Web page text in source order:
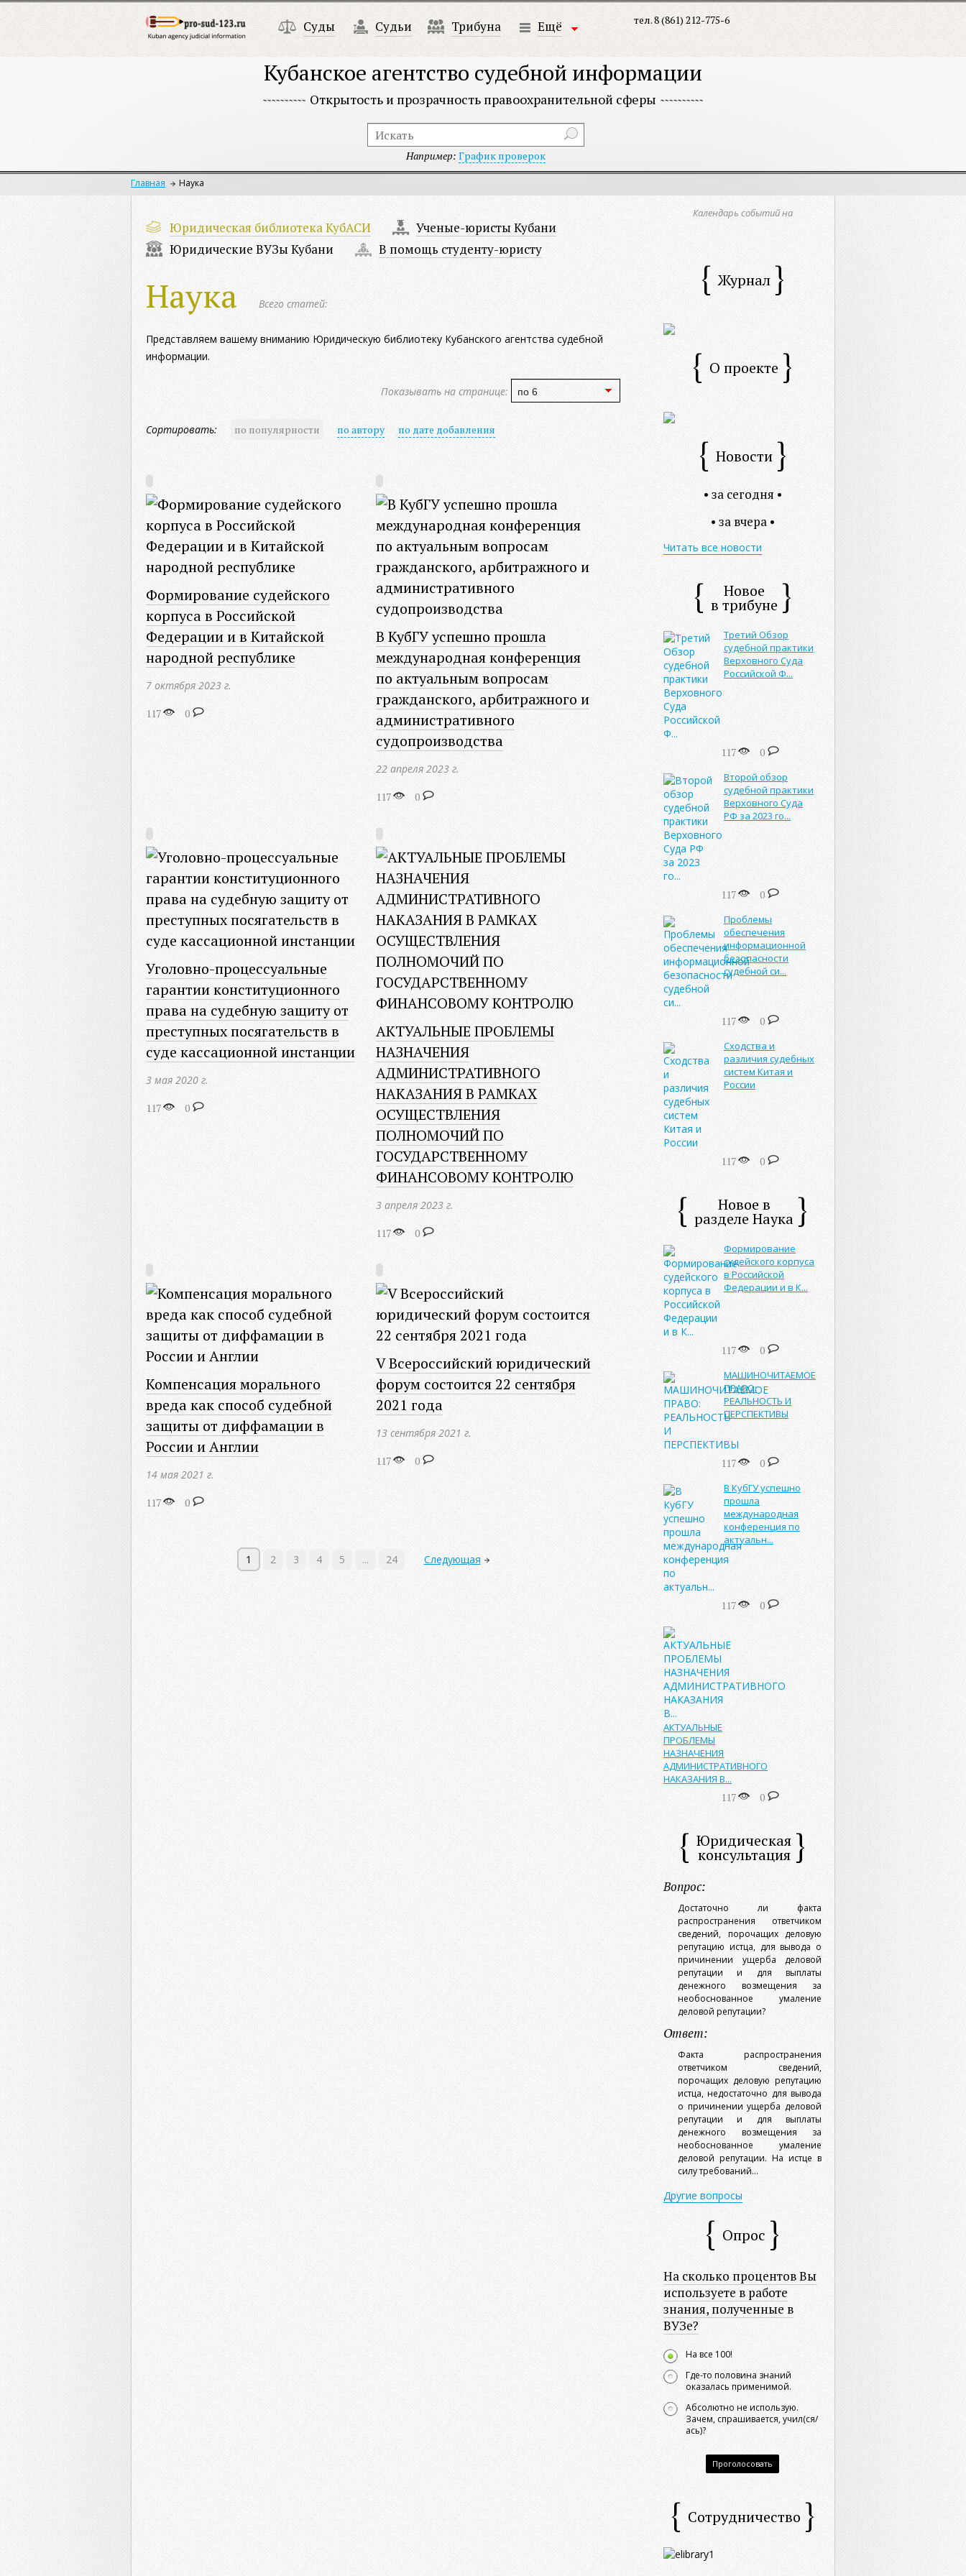
Суды Судьи Трибуна Ещё тел. 8 (861) 212-775-6
Кубанское агентство судебной информации
Открытость и прозрачность правоохранительной сферы
Например: График проверок
Главная Наука
Юридическая библиотека КубАСИ
Ученые-юристы Кубани
Юридические ВУЗы Кубани
В помощь студенту-юристу
Наука Всего статей:
Представляем вашему вниманию Юридическую библиотеку Кубанского агентства судебной
информации.
Показывать на странице:
Сортировать: по популярности по автору по дате добавления
Формирование судейского
корпуса в Российской
Федерации и в Китайской
народной республике
7 октября 2023 г.
117 0
В КубГУ успешно прошла
международная конференция
по актуальным вопросам
гражданского, арбитражного и
административного
судопроизводства
22 апреля 2023 г.
117 0
Уголовно-процессуальные
гарантии конституционного
права на судебную защиту от
преступных посягательств в
суде кассационной инстанции
3 мая 2020 г.
117 0
АКТУАЛЬНЫЕ ПРОБЛЕМЫ
НАЗНАЧЕНИЯ
АДМИНИСТРАТИВНОГО
НАКАЗАНИЯ В РАМКАХ
ОСУЩЕСТВЛЕНИЯ
ПОЛНОМОЧИЙ ПО
ГОСУДАРСТВЕННОМУ
ФИНАНСОВОМУ КОНТРОЛЮ
3 апреля 2023 г.
117 0
Компенсация морального
вреда как способ судебной
защиты от диффамации в
России и Англии
14 мая 2021 г.
117 0
V Всероссийский юридический
форум состоится 22 сентября
2021 года
13 сентября 2021 г.
117 0
1 2 3 4 5 ... 24 Следующая
Календарь событий на
Журнал
О проекте
Новости
• за сегодня •
• за вчера •
Читать все новости
Новое
в трибуне
Третий Обзор
судебной практики
Верховного Суда
Российской Ф...
117 0
Второй обзор
судебной практики
Верховного Суда
РФ за 2023 го...
117 0
Проблемы
обеспечения
информационной
безопасности
судебной си...
117 0
Сходства и
различия судебных
систем Китая и
России
117 0
Новое в
разделе Наука
Формирование
судейского корпуса
в Российской
Федерации и в К...
117 0
МАШИНОЧИТАЕМОЕ
ПРАВО:
РЕАЛЬНОСТЬ И
ПЕРСПЕКТИВЫ
117 0
В КубГУ успешно
прошла
международная
конференция по
актуальн...
117 0
АКТУАЛЬНЫЕ
ПРОБЛЕМЫ
НАЗНАЧЕНИЯ
АДМИНИСТРАТИВНОГО
НАКАЗАНИЯ В...
117 0
Юридическая
консультация
Вопрос:
Достаточно ли факта
распространения ответчиком
сведений, порочащих деловую
репутацию истца, для вывода о
причинении ущерба деловой
репутации и для выплаты
денежного возмещения за
необоснованное умаление
деловой репутации?
Ответ:
Факта распространения
ответчиком сведений,
порочащих деловую репутацию
истца, недостаточно для вывода
о причинении ущерба деловой
репутации и для выплаты
денежного возмещения за
необоснованное умаление
деловой репутации. На истце в
силу требований...
Другие вопросы
Опрос
На сколько процентов Вы
используете в работе
знания, полученные в
ВУЗе?
На все 100!
Где-то половина знаний
оказалась применимой.
Абсолютно не использую.
Зачем, спрашивается, учил(ся/
ась)?
Проголосовать
Сотрудничество